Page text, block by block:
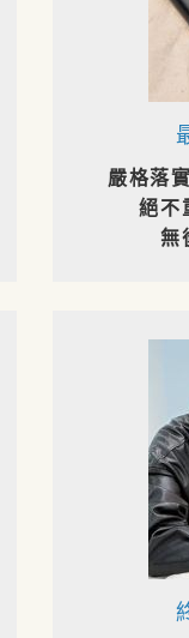
嚴格落
絕不
無